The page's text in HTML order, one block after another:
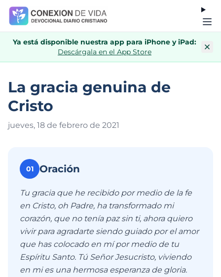
Ya está disponible nuestra app para iPhone y iPad:
Descárgala en el App Store
La gracia genuina de
Cristo
jueves, 18 de febrero de 2021
01 Oración
Tu gracia que he recibido por medio de la fe
en Cristo, oh Padre, ha transformado mi
corazón, que no tenía paz sin ti, ahora quiero
vivir para agradarte siendo guiado por el amor
que has colocado en mí por medio de tu
Espíritu Santo. Tú Señor Jesucristo, viviendo
en mi es una hermosa esperanza de gloria.